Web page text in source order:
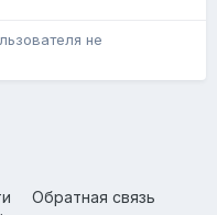
не
Обратная связь